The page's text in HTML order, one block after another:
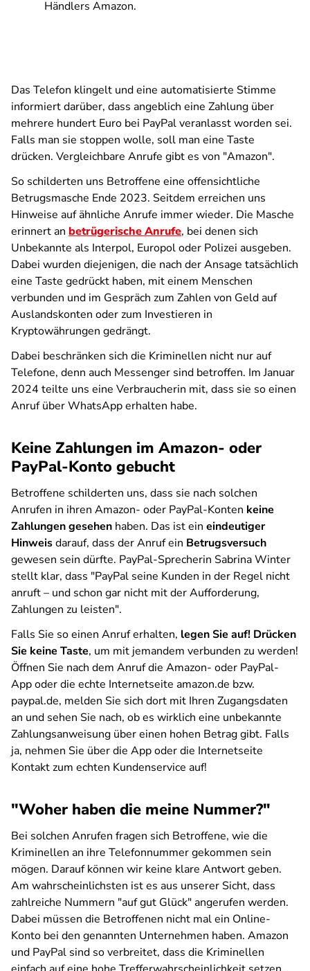
Händlers Amazon.
Das Telefon klingelt und eine automatisierte Stimme
informiert darüber, dass angeblich eine Zahlung über
mehrere hundert Euro bei PayPal veranlasst worden sei.
Falls man sie stoppen wolle, soll man eine Taste
drücken. Vergleichbare Anrufe gibt es von "Amazon".
So schilderten uns Betroffene eine offensichtliche
Betrugsmasche Ende 2023. Seitdem erreichen uns
Hinweise auf ähnliche Anrufe immer wieder. Die Masche
erinnert an betrügerische Anrufe, bei denen sich
Unbekannte als Interpol, Europol oder Polizei ausgeben.
Dabei wurden diejenigen, die nach der Ansage tatsächlich
eine Taste gedrückt haben, mit einem Menschen
verbunden und im Gespräch zum Zahlen von Geld auf
Auslandskonten oder zum Investieren in
Kryptowährungen gedrängt.
Dabei beschränken sich die Kriminellen nicht nur auf
Telefone, denn auch Messenger sind betroffen. Im Januar
2024 teilte uns eine Verbraucherin mit, dass sie so einen
Anruf über WhatsApp erhalten habe.
Keine Zahlungen im Amazon- oder
PayPal-Konto gebucht
Betroffene schilderten uns, dass sie nach solchen
Anrufen in ihren Amazon- oder PayPal-Konten keine
Zahlungen gesehen haben. Das ist ein eindeutiger
Hinweisdarauf, dass der Anruf ein Betrugsversuch
gewesen sein dürfte. PayPal-Sprecherin Sabrina Winter
stellt klar, dass "PayPal seine Kunden in der Regel nicht
anruft – und schon gar nicht mit der Aufforderung,
Zahlungen zu leisten".
Falls Sie so einen Anruf erhalten, legen Sie auf! Drücken
Sie keine Taste, um mit jemandem verbunden zu werden!
Öffnen Sie nach dem Anruf die Amazon- oder PayPal-
App oder die echte Internetseite amazon.de bzw.
paypal.de, melden Sie sich dort mit Ihren Zugangsdaten
an und sehen Sie nach, ob es wirklich eine unbekannte
Zahlungsanweisung über einen hohen Betrag gibt. Falls
ja, nehmen Sie über die App oder die Internetseite
Kontakt zum echten Kundenservice auf!
"Woher haben die meine Nummer?"
Bei solchen Anrufen fragen sich Betroffene, wie die
Kriminellen an ihre Telefonnummer gekommen sein
mögen. Darauf können wir keine klare Antwort geben.
Am wahrscheinlichsten ist es aus unserer Sicht, dass
zahlreiche Nummern "auf gut Glück" angerufen werden.
Dabei müssen die Betroffenen nicht mal ein Online-
Konto bei den genannten Unternehmen haben. Amazon
und PayPal sind so verbreitet, dass die Kriminellen